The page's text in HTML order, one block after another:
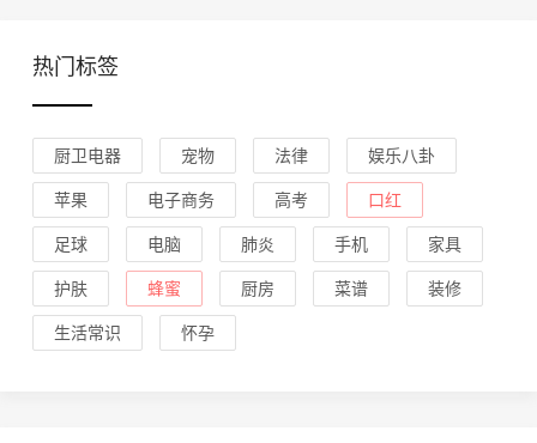
热门标签
厨卫电器 宠物 法律 娱乐八卦
苹果 电子商务 高考 口红
足球 电脑 肺炎 手机 家具
护肤 蜂蜜 厨房 菜谱 装修
生活常识 怀孕